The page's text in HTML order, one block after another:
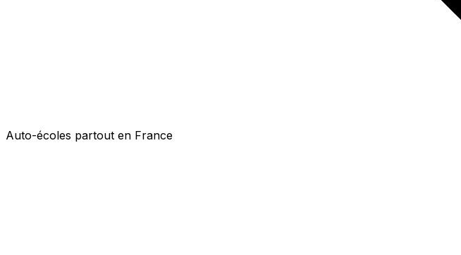
Auto-écoles partout en France